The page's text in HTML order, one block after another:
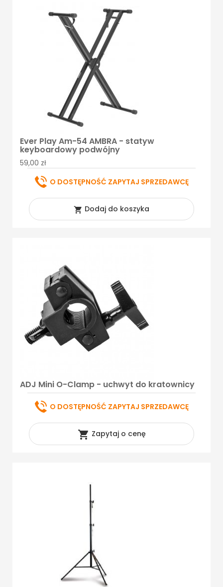
Ever Play Am-54 AMBRA - statyw
keyboardowy podwójny
59,00 zł
O DOSTĘPNOŚĆ ZAPYTAJ SPRZEDAWCĘ
 Dodaj do koszyka
ADJ Mini O-Clamp - uchwyt do kratownicy
O DOSTĘPNOŚĆ ZAPYTAJ SPRZEDAWCĘ
 Zapytaj o cenę